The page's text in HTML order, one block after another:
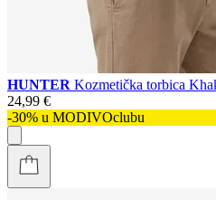
HUNTER Kozmetička torbica
24,99 €
-30% u MODIVOclubu